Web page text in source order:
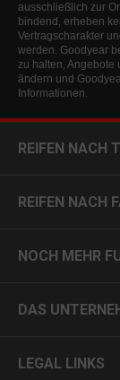
ausschließlich zur
bindend, erheben
Vertragscharakter
werden. Goodyear
zu halten, Angebote
ändern und
Informationen.
REIFEN NACH
REIFEN NACH
NOCH MEHR
DAS
LEGAL LINKS